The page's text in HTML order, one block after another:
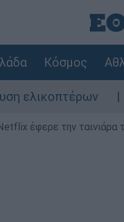
Κόσμος
έφερε την